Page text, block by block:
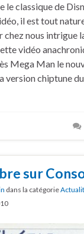
le classique de
il est tout
chez nous intrigue
vidéo
Mega Man le
version chiptune
sur
dans la catégorie